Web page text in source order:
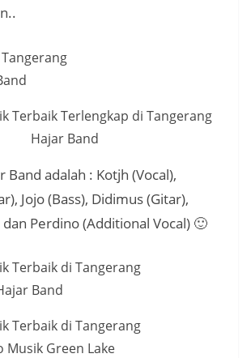
Hajar Band
Band adalah : Kotjh (Vocal),
Jojo (Bass), Didimus (Gitar),
Perdino (Additional Vocal) 🙂
Band
Musik Green Lake